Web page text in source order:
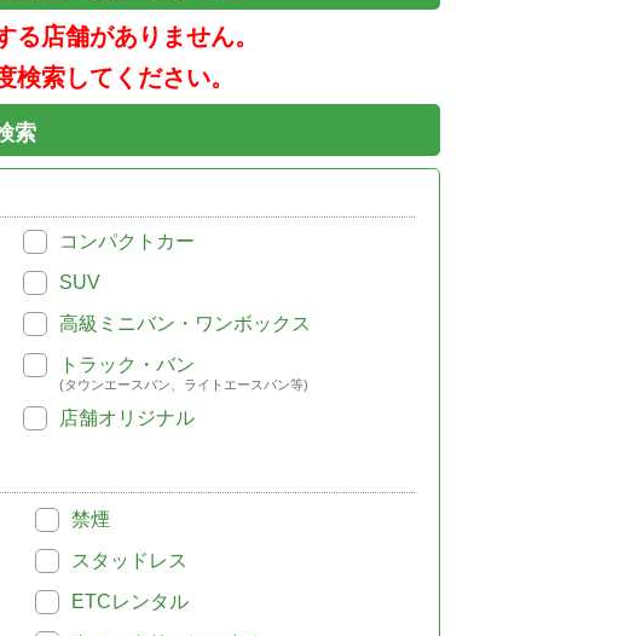
る店舗がありません。
検索してください。
索
コンパクトカー
SUV
高級ミニバン・ワンボックス
トラック・バン
(タウンエースバン、ライトエースバン等)
店舗オリジナル
禁煙
スタッドレス
ETCレンタル